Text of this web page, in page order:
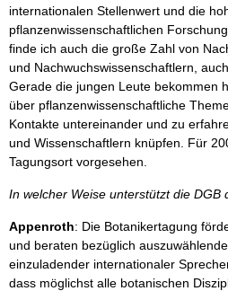
internationalen Stellenwert und die
pflanzenwissenschaftlichen
finde ich auch die große Zahl von
und Nachwuchswissenschaftlern,
Gerade die jungen Leute bekommen
über pflanzenwissenschaftliche
Kontakte untereinander und zu
und Wissenschaftlern knüpfen. Für
Tagungsort vorgesehen.
In welcher Weise unterstützt die DGB
Appenroth: Die Botanikertagung
und beraten bezüglich
einzuladender internationaler
dass möglichst alle botanischen